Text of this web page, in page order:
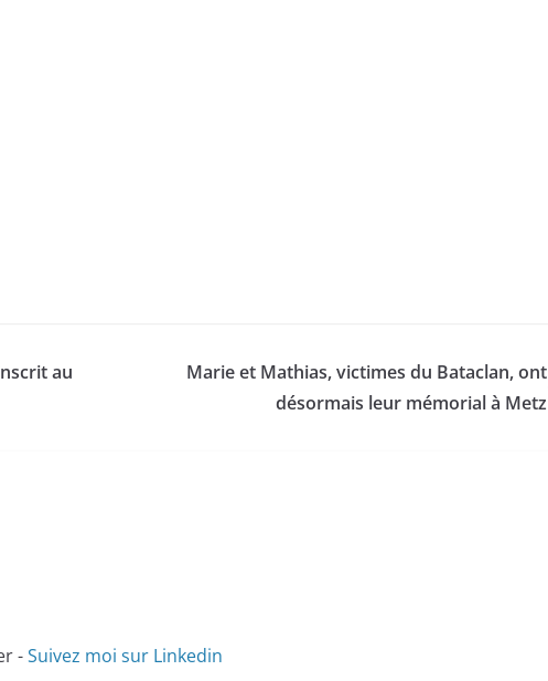
au
Marie et Mathias, victimes du Bataclan, ont
désormais leur mémorial à Metz
-Suivez moi sur Linkedin